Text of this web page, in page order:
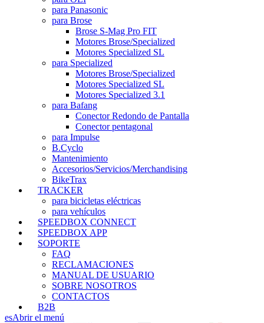
para Panasonic
para Brose
Brose S-Mag Pro FIT
Motores Brose/Specialized
Motores Specialized SL
para Specialized
Motores Brose/Specialized
Motores Specialized SL
Motores Specialized 3.1
para Bafang
Conector Redondo de Pantalla
Conector pentagonal
para Impulse
B.Cyclo
Mantenimiento
Accesorios/Servicios/Merchandising
BikeTrax
TRACKER
para bicicletas eléctricas
para vehículos
SPEEDBOX CONNECT
SPEEDBOX APP
SOPORTE
FAQ
RECLAMACIONES
MANUAL DE USUARIO
SOBRE NOSOTROS
CONTACTOS
B2B
esAbrir el menú